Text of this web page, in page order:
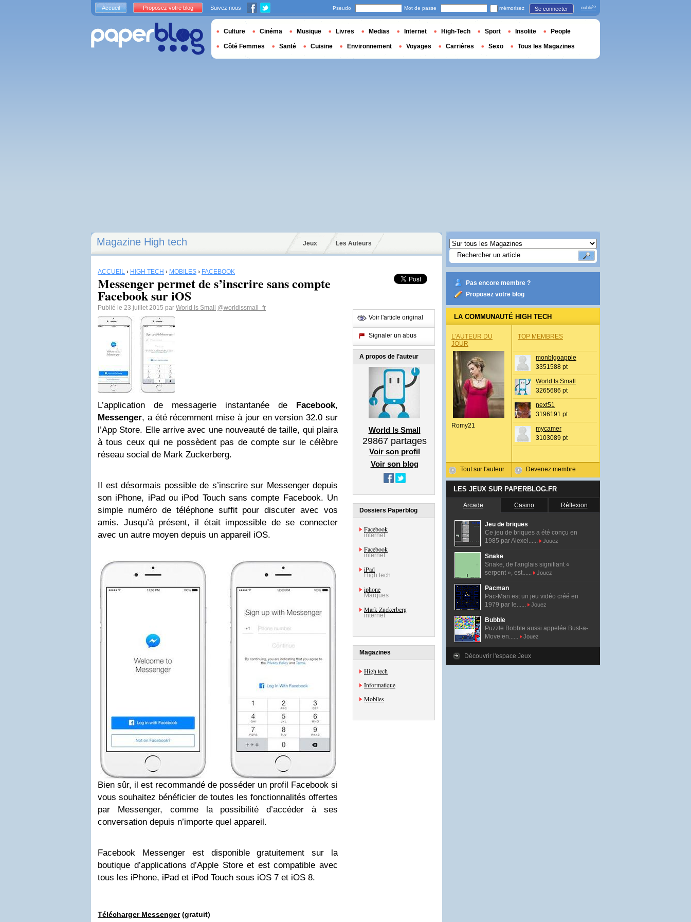
Magazine High tech Jeux Les Auteurs
ACCUEIL › HIGH TECH › MOBILES › FACEBOOK
Messenger permet de s’inscrire sans compte
Facebook sur iOS
Publié le 23 juillet 2015 par World Is Small @worldissmall_fr
L’application de messagerie instantanée de Facebook,
Messenger, a été récemment mise à jour en version 32.0 sur
l’App Store. Elle arrive avec une nouveauté de taille, qui plaira
à tous ceux qui ne possèdent pas de compte sur le célèbre
réseau social de Mark Zuckerberg.
Il est désormais possible de s’inscrire sur Messenger depuis
son iPhone, iPad ou iPod Touch sans compte Facebook. Un
simple numéro de téléphone suffit pour discuter avec vos
amis. Jusqu’à présent, il était impossible de se connecter
avec un autre moyen depuis un appareil iOS.
Bien sûr, il est recommandé de posséder un profil Facebook si
vous souhaitez bénéficier de toutes les fonctionnalités offertes
par Messenger, comme la possibilité d’accéder à ses
conversation depuis n’importe quel appareil.
Facebook Messenger est disponible gratuitement sur la
boutique d’applications d’Apple Store et est compatible avec
tous les iPhone, iPad et iPod Touch sous iOS 7 et iOS 8.
Télécharger Messenger(gratuit)
Voir l'article original
Signaler un abus
A propos de l’auteur
World Is Small
29867partages
Voir son profil
Voir son blog
Dossiers Paperblog
Facebook
internet
Facebook
internet
iPad
High tech
iphone
Marques
Mark Zuckerberg
internet
Magazines
High tech
Informatique
Mobiles
Pas encore membre ?
Proposez votre blog
LA COMMUNAUTÉ HIGH TECH
L’AUTEUR DU
JOUR
Romy21
Tout sur l'auteur
TOP MEMBRES
monblgoapple
3351588 pt
World Is Small
3265686 pt
next51
3196191 pt
mycamer
3103089 pt
Devenez membre
LES JEUX SUR PAPERBLOG.FR
Arcade Casino Réflexion
Jeu de briques
Ce jeu de briques a été conçu en
1985 par Alexei......
Jouez
Snake
Snake, de l'anglais signifiant «
serpent », est......
Jouez
Pacman
Pac-Man est un jeu vidéo créé en
1979 par le......
Jouez
Bubble
Puzzle Bobble aussi appelée Bust-a-
Move en......
Jouez
Découvrir l'espace Jeux
Accueil Proposez votre blog Suivez nous Pseudo Mot de passe mémorisez Se connecter oublié?
Culture Cinéma Musique Livres Medias Internet High-Tech Sport Insolite People
Côté Femmes Santé Cuisine Environnement Voyages Carrières Sexo Tous les Magazines